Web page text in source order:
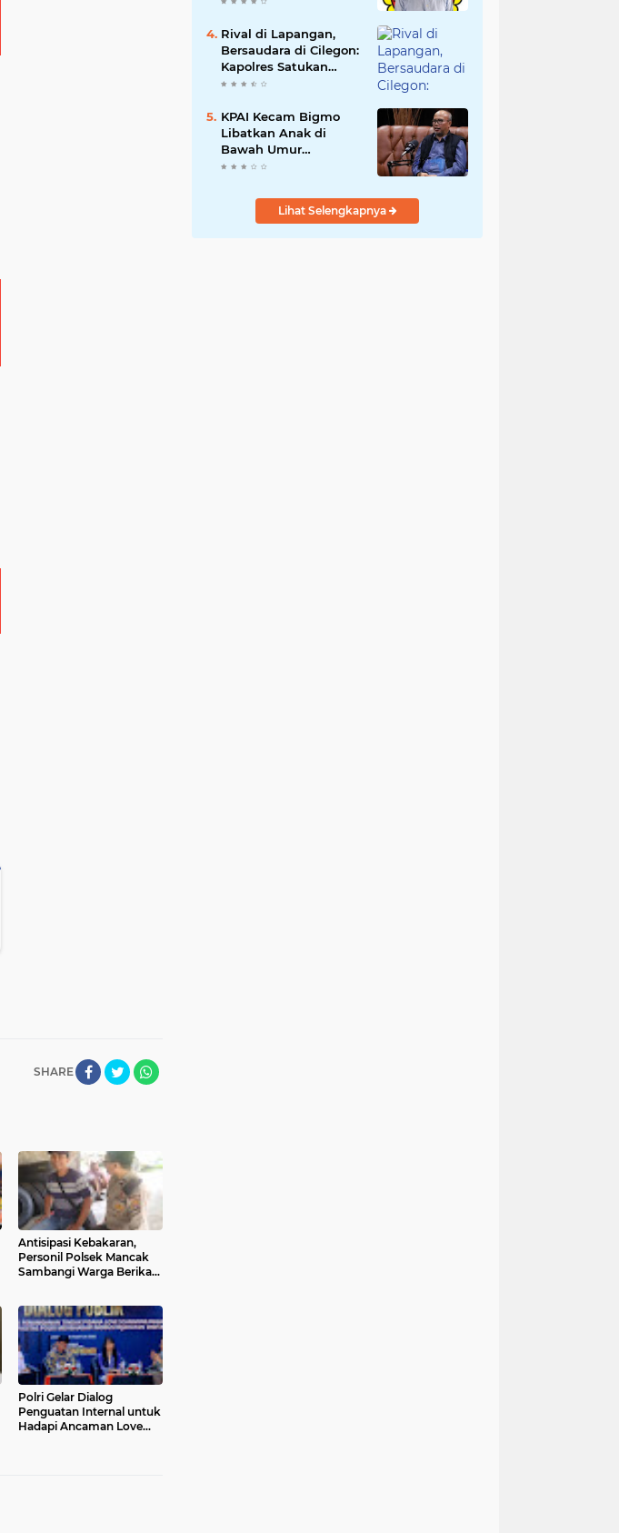
SHARE
Antisipasi Kebakaran,
Personil Polsek Mancak
Sambangi Warga Berikan
Polri Gelar Dialog
Penguatan Internal untuk
Hadapi Ancaman Love
Berduka
Rival di Lapangan,
Bersaudara di Cilegon:
Kapolres Satukan
Viking dan Jak Mania
Piala Presiden 2026
KPAI Kecam Bigmo
Libatkan Anak di
Bawah Umur
Promosikan Liquid
Bertindak Tegas
Lihat Selengkapnya